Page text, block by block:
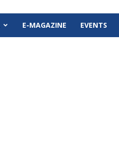
E-MAGAZINE EVENTS